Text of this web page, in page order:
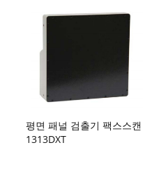
평면 패널 검출기 팩스스캔
1313DXT